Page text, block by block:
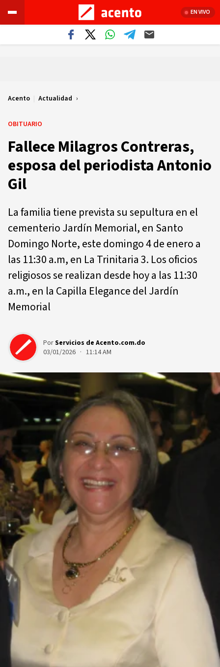
EN VIVO
Acento | Actualidad
OBITUARIO
Fallece Milagros Contreras,
esposa del periodista Antonio
Gil
La familia tiene prevista su sepultura en el
cementerio Jardín Memorial, en Santo
Domingo Norte, este domingo 4 de enero a
las 11:30 a.m, en La Trinitaria 3. Los oficios
religiosos se realizan desde hoy a las 11:30
a.m., en la Capilla Elegance del Jardín
Memorial
PorServicios de Acento.com.do
03/01/2026 · 11:14 AM